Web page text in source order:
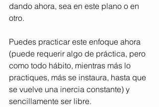
dando ahora, sea en este plano o en
otro.
Puedes practicar este enfoque ahora
(puede requerir algo de práctica, pero
como todo hábito, mientras más lo
practiques, más se instaura, hasta que
se vuelve una inercia constante) y
sencillamente ser libre.